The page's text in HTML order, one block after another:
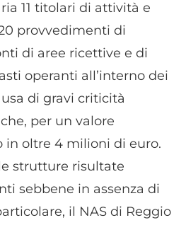
11 titolari di attività e
provvedimenti di
di aree ricettive e di
operanti all’interno dei
di gravi criticità
per un valore
in oltre 4 milioni di euro.
strutture risultate
sebbene in assenza di
il NAS di Reggio